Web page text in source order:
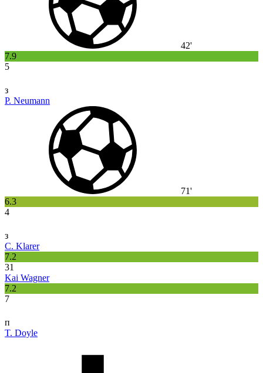
42'
7.9
5
з
P. Neumann
71'
6.3
4
з
C. Klarer
7.2
31
Kai Wagner
7.2
7
п
T. Doyle